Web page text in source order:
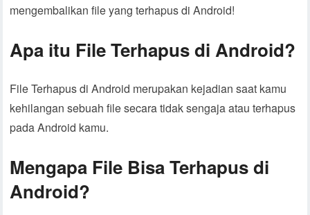
mengembalikan file yang terhapus di Android!
Apa itu File Terhapus di Android?
File Terhapus di Android merupakan kejadian saat kamu
kehilangan sebuah file secara tidak sengaja atau terhapus
pada Android kamu.
Mengapa File Bisa Terhapus di
Android?